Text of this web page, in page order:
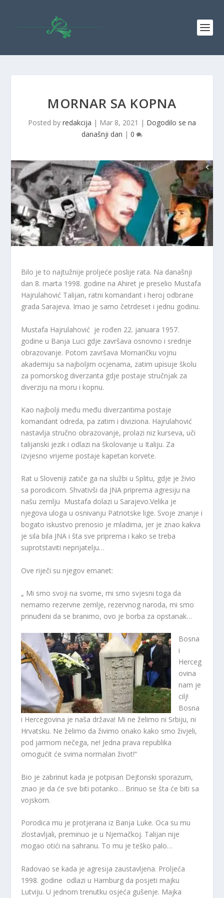
MORNAR SA KOPNA
Posted by redakcija | Mar 8, 2021 | Dogodilo se na
današnji dan | 0
Bilo je to najtužnije proljeće poslije rata. Na današnji
dan 8. marta 1998. godine na Ahiret je preselio Mustafa
Hajrulahović Talijan, ratni komandant i heroj odbrane
grada Sarajeva. Imao je samo četrdeset i jednu godinu.
Mustafa Hajrulahović je rođen 22. januara 1957.
godine u Banja Luci gdje završava osnovno i srednje
obrazovanje. Potom završava Mornaričku vojnu
akademiju sa najboljim ocjenama, zatim upisuje školu
za pomorskog diverzanta gdje postaje stručnjak za
diverziju na moru i kopnu.
Kao najbolji među među diverzantima postaje
komandant odreda, pa zatim i diviziona. Hajrulahović
nastavlja stručno obrazovanje, prolazi niz kurseva, uči
talijanski jezik i odlazi na školovanje u Italiju. Za
izvjesno vrijeme postaje kapetan korvete.
Rat u Sloveniji zatiče ga na službi u Splitu, gdje je živio
sa porodicom. Shvativši da JNA priprema agresiju na
našu zemlju Mustafa dolazi u Sarajevo.Velika je
njegova uloga u osnivanju Patriotske lige. Svoje znanje i
bogato iskustvo prenosio je mladima, jer je znao kakva
je sila bila JNA i šta sve priprema i kako se treba
suprotstaviti neprijatelju…
Ove riječi su njegov emanet:
„ Mi smo svoji na svome, mi smo svjesni toga da
nemamo rezervne zemlje, rezervnog naroda, mi smo
prinuđeni da se branimo, ovo je borba za opstanak…
Bosna
i
Herceg
ovina
nam je
cilj!
Bosna
i Hercegovina je naša država! Mi ne želimo ni Srbiju, ni
Hrvatsku. Ne želimo da živimo onako kako smo živjeli,
pod jarmom nečega, ne! Jedna prava republika
omogućit će svima normalan život!“
Bio je zabrinut kada je potpisan Dejtonski sporazum,
znao je da će sve biti potanko… Brinuo se šta će biti sa
vojskom.
Porodica mu je protjerana iz Banja Luke. Oca su mu
zlostavljali, preminuo je u Njemačkoj. Talijan nije
mogao otići na sahranu. To mu je teško palo…
Radovao se kada je agresija zaustavljena. Proljeća
1998. godine odlazi u Hamburg da posjeti majku
Lutviju. U jednom trenutku osjeća gušenje. Majka